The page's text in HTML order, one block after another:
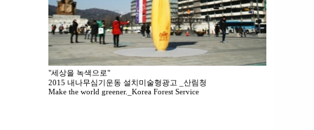
"세상을 녹색으로"
2015 내나무심기운동 설치미술형광고 _산림청
Make the world greener._Korea Forest Service